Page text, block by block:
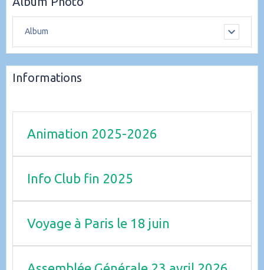
Album
Informations
Animation 2025-2026
Info Club fin 2025
Voyage à Paris le 18 juin